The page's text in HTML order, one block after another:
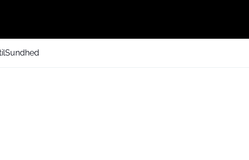
Sundhed